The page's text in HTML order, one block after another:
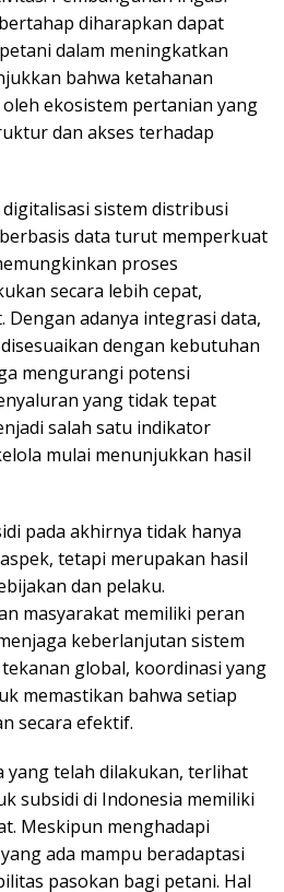
diharapkan dapat
dalam meningkatkan
bahwa ketahanan
ekosistem pertanian yang
dan akses terhadap
sistem distribusi
data turut memperkuat
proses
secara lebih cepat,
adanya integrasi data,
dengan kebutuhan
mengurangi potensi
yang tidak tepat
salah satu indikator
mulai menunjukkan hasil
pada akhirnya tidak hanya
tetapi merupakan hasil
dan pelaku.
masyarakat memiliki peran
keberlanjutan sistem
global, koordinasi yang
memastikan bahwa setiap
secara efektif.
yang telah dilakukan, terlihat
subsidi di Indonesia memiliki
Meskipun menghadapi
ada mampu beradaptasi
pasokan bagi petani. Hal